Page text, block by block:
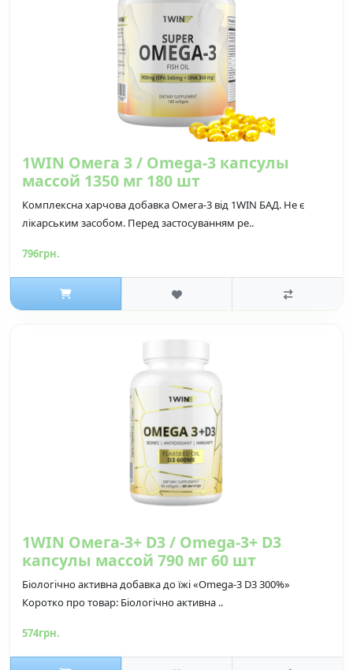
1WIN Омега 3 / Omega-3 капсулы
массой 1350 мг 180 шт
Комплексна харчова добавка Омега-3 від 1WIN БАД. Не є
лікарським засобом. Перед застосуванням ре..
796грн.
1WIN Омега-3+ D3 / Omega-3+ D3
капсулы массой 790 мг 60 шт
Біологічно активна добавка до їжі «Omega-3 D3 300%»
Коротко про товар: Біологічно активна ..
574грн.